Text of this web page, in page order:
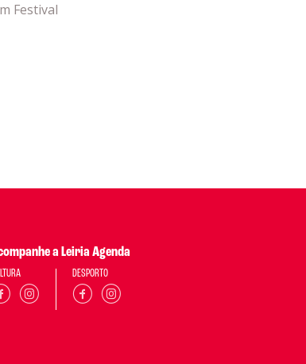
Festival
a Leiria Agenda
DESPORTO